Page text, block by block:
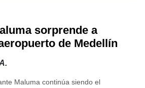
sorprende a
de Medellín
Maluma continúa siendo el